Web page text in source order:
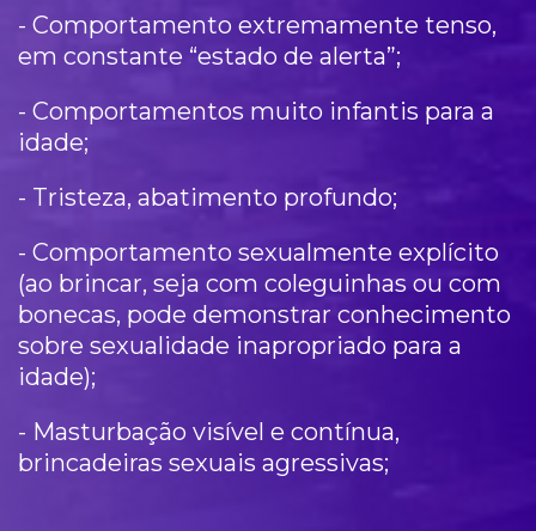
- Comportamento extremamente tenso,
em constante “estado de alerta”;
- Comportamentos muito infantis para a
idade;
- Tristeza, abatimento profundo;
- Comportamento sexualmente explícito
(ao brincar, seja com coleguinhas ou com
bonecas, pode demonstrar conhecimento
sobre sexualidade inapropriado para a
idade);
- Masturbação visível e contínua,
brincadeiras sexuais agressivas;